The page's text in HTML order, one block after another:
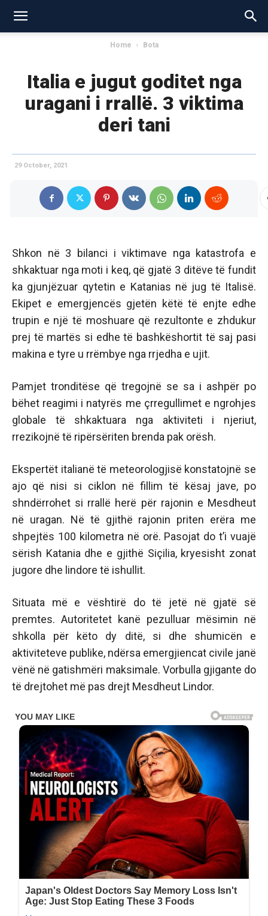
Home Bota
Italia e jugut goditet nga
uragani i rrallë. 3 viktima
deri tani
29 October, 2021
Shkon në 3 bilanci i viktimave nga katastrofa e
shkaktuar nga moti i keq, që gjatë 3 ditëve të fundit
ka gjunjëzuar qytetin e Katanias në jug të Italisë.
Ekipet e emergjencës gjetën këtë të enjte edhe
trupin e një të moshuare që rezultonte e zhdukur
prej të martës si edhe të bashkëshortit të saj pasi
makina e tyre u rrëmbye nga rrjedha e ujit.
Pamjet tronditëse që tregojnë se sa i ashpër po
bëhet reagimi i natyrës me çrregullimet e ngrohjes
globale të shkaktuara nga aktiviteti i njeriut,
rrezikojnë të ripërsëriten brenda pak orësh.
Ekspertët italianë të meteorologjisë konstatojnë se
ajo që nisi si ciklon në fillim të kësaj jave, po
shndërrohet si rrallë herë për rajonin e Mesdheut
në uragan. Në të gjithë rajonin priten erëra me
shpejtës 100 kilometra në orë. Pasojat do t’i vuajë
sërish Katania dhe e gjithë Siçilia, kryesisht zonat
jugore dhe lindore të ishullit.
Situata më e vështirë do të jetë në gjatë së
premtes. Autoritetet kanë pezulluar mësimin në
shkolla për këto dy ditë, si dhe shumicën e
aktiviteteve publike, ndërsa emergjiencat civile janë
vënë në gatishmëri maksimale. Vorbulla gjigante do
të drejtohet më pas drejt Mesdheut Lindor.